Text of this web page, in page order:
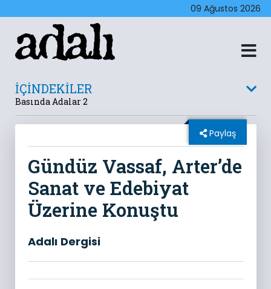
09 Ağustos 2026
İÇİNDEKİLER
Basında Adalar 2
Paylaş
Gündüz Vassaf, Arter’de
Sanat ve Edebiyat
Üzerine Konuştu
Adalı Dergisi